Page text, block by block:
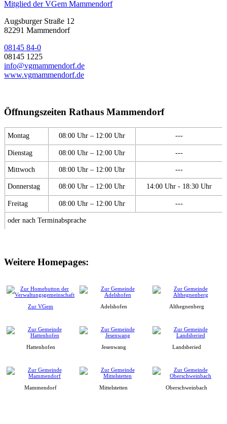
Mitglied der VGem Mammendorf
Augsburger Straße 12
82291 Mammendorf
08145 84-0
08145 1225
info@vgmammendorf.de
www.vgmammendorf.de
Öffnungszeiten Rathaus Mammendorf
Montag 08:00 Uhr – 12:00 Uhr ---
Dienstag 08:00 Uhr – 12:00 Uhr ---
Mittwoch 08:00 Uhr – 12:00 Uhr ---
Donnerstag 08:00 Uhr – 12:00 Uhr 14:00 Uhr - 18:30 Uhr
Freitag 08:00 Uhr – 12:00 Uhr ---
oder nach Terminabsprache
Weitere Homepages:
Zur VGem Adelshofen Althegnenberg
Hattenhofen Jesenwang Landsberied
Mammendorf Mittelstetten Oberschweinbach